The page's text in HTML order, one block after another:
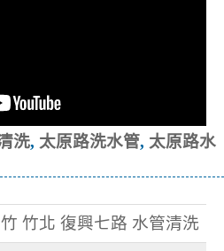
洗, 太原路洗水管, 太原路水
竹北 復興七路 水管清洗